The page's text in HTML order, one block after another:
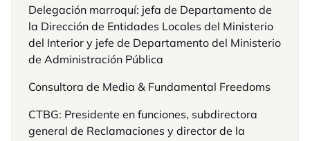
Delegación marroquí: jefa de Departamento de
la Dirección de Entidades Locales del Ministerio
del Interior y jefe de Departamento del Ministerio
de Administración Pública
Consultora de Media & Fundamental Freedoms
CTBG: Presidente en funciones, subdirectora
general de Reclamaciones y director de la